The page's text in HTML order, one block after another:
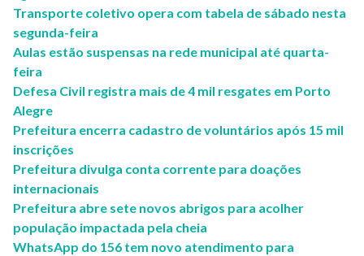
Transporte coletivo opera com tabela de sábado nesta
segunda-feira
Aulas estão suspensas na rede municipal até quarta-
feira
Defesa Civil registra mais de 4 mil resgates em Porto
Alegre
Prefeitura encerra cadastro de voluntários após 15 mil
inscrições
Prefeitura divulga conta corrente para doações
internacionais
Prefeitura abre sete novos abrigos para acolher
população impactada pela cheia
WhatsApp do 156 tem novo atendimento para